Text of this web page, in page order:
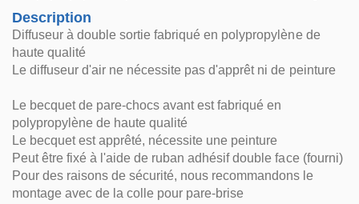
Description
Diffuseur à double sortie fabriqué en polypropylène de
haute qualité
Le diffuseur d'air ne nécessite pas d'apprêt ni de peinture
Le becquet de pare-chocs avant est fabriqué en
polypropylène de haute qualité
Le becquet est apprêté, nécessite une peinture
Peut être fixé à l'aide de ruban adhésif double face (fourni)
Pour des raisons de sécurité, nous recommandons le
montage avec de la colle pour pare-brise